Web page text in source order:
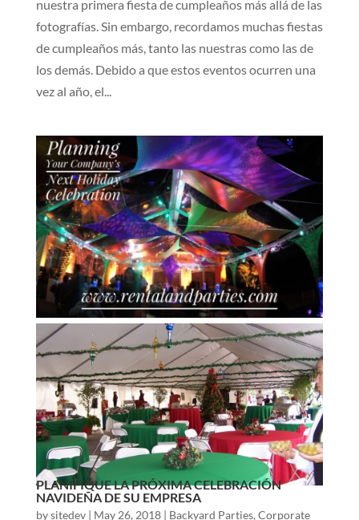
nuestra primera fiesta de cumpleaños más allá de las
fotografías. Sin embargo, recordamos muchas fiestas
de cumpleaños más, tanto las nuestras como las de
los demás. Debido a que estos eventos ocurren una
vez al año, el...
PLANIFIQUE LA PRÓXIMA CELEBRACIÓN
NAVIDEÑA DE SU EMPRESA
bysitedev| May 26, 2018| Backyard Parties, Corporate